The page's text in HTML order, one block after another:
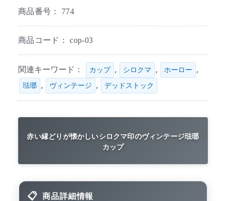
商品番号： 774
商品コード：cop-03
関連キーワード： カップ , シロクマ , ホーロー ,
琺瑯 , ヴィンテージ , デッドストック
赤い縁どりが懐かしいシロクマ印のヴィンテージ琺瑯
カップ
商品詳細情報